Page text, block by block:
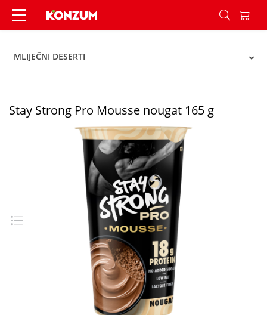
Stay Strong Pro Mousse nougat 165 g - Konzum
MLIJEČNI DESERTI
Stay Strong Pro Mousse nougat 165 g